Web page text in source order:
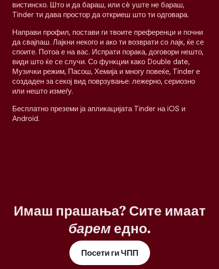
вистинско. Што и да бараш, или сè уште не бараш,
Tinder ти дава простор да откриеш што ти одговара.
Направи профил, постави ги твоите преференци и почни
да свајпаш. Лајкни некого и ако ти возврати со лајк, ќе се
споите. Потоа е на вас. Испрати порака, договори нешто,
види што ќе се случи. Со функции како Double date,
Музички режим, Пасош, Хемија и многу повеќе, Tinder е
создаден за секој вид поврзување: лежерно, сериозно
или нешто измеѓу.
Бесплатно преземи ја апликацијата Tinder на iOS и
Android.
Имаш прашања? Сите имаат
барем едно.
Посети ги ЧПП